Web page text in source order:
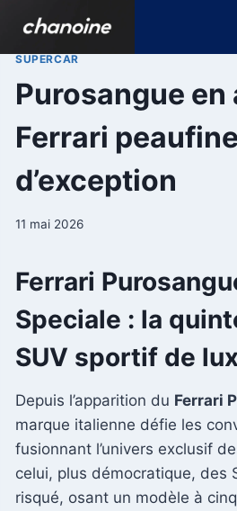
contenu
SUPERCAR
Purosangue en
Ferrari
d’exception
11 mai 2026
Ferrari
Speciale : la
SUV sportif de
Depuis l’apparition du Ferrari
marque italienne défie les
fusionnant l’univers exclusif
celui, plus démocratique, des
risqué, osant un modèle à